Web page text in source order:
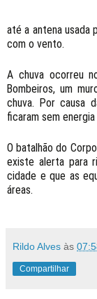
até a antena usada
com o vento.
A chuva ocorreu
Bombeiros, um
chuva. Por causa
ficaram sem
O batalhão do
existe alerta para
cidade e que as
áreas.
Rildo Alves às
Compartilhar